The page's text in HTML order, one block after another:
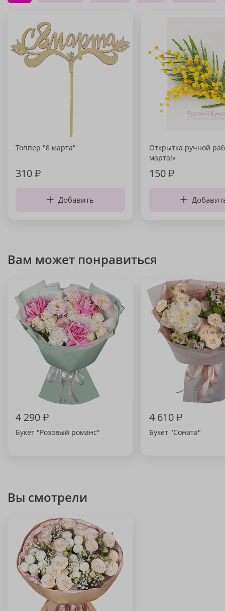
Топпер "8 марта"
310₽
Добавить
Открытка ручной
марта!»
150₽
Вам может понравиться
4 290₽
Букет "Розовый романс"
4 610₽
Букет "Соната"
Вы смотрели